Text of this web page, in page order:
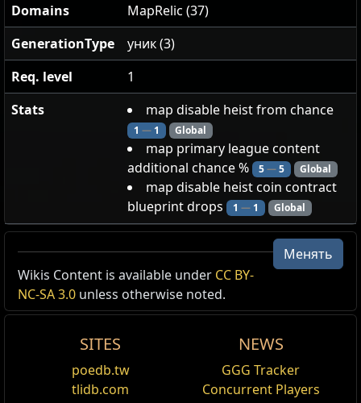
Domains
MapRelic (37)
GenerationType
уник (3)
Req. level
1
Stats
map disable heist from chance
1 —1 Global
map primary league content
additional chance %
5—5 Global
map disable heist coin contract
blueprint drops
1 —1 Global
Путь истинный
На ваших картах нельзя найти разбойничьи жетоны,
контракты и чертежи
контрабандиста
дополнительный контент,
который можно отключить с помощью пассивных
Менять
Wikis Content is available under CC BY-
NC-SA 3.0 unless otherwise noted.
SITES
poedb.tw
tlidb.com
NEWS
GGG Tracker
Concurrent Players